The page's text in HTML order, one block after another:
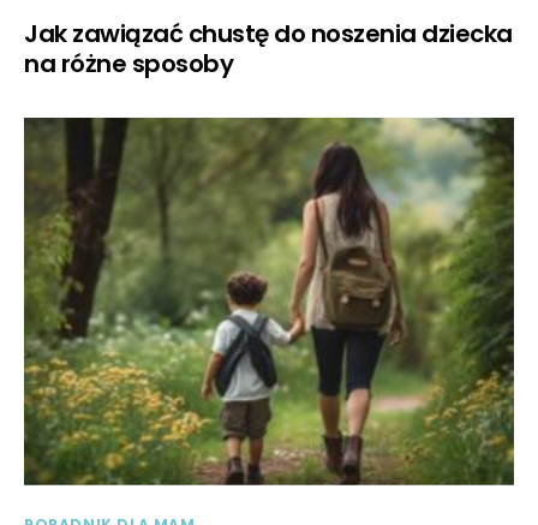
Jak zawiązać chustę do noszenia dziecka
na różne sposoby